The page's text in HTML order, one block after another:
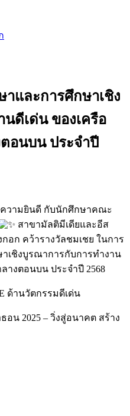
และการศึกษาเชิง
ดีเด่น ของเครือ
อนบน ประจำปี
วามยินดี กับนักศึกษาคณะ
สาขามัลติมีเดียและอีส
อก คว้ารางวัลชมเชย ในการ
เชิงบูรณาการกับการทำงาน
างตอนบน ประจำปี 2568
ด้านวัตกรรมดีเด่น
อน 2025 – วิ่งสู่อนาคต สร้าง